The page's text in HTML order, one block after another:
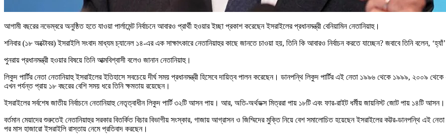
আগামী বছরের নভেম্বরে অনুষ্ঠিত হতে যাওয়া পার্লামেন্ট নির্বাচনে আবারও প্রার্থী হওয়ার ইচ্ছা প্রকাশ করেছেন ইসরাইলের প্রধানমন্ত্রী বেনিয়ামিন নেতানিয়াহু।
শনিবার (১৮ অক্টোবর) ইসরাইলি সংবাদ মাধ্যম চ্যানেল ১৪-এর এক সাক্ষাৎকারে নেতানিয়াহুর কাছে জানতে চাওয়া হয়, তিনি কি আবারও নির্বাচন করতে যাচ্ছেন? জবাবে তিনি বলেন,
পুনরায় প্রধানমন্ত্রী হওয়ার বিষয়ে তিনি আত্মবিশ্বাসী বলেও জানান নেতানিয়াহু।
লিকুদ পার্টির নেতা নেতানিয়াহু ইসরাইলের ইতিহাসে সবচেয়ে দীর্ঘ সময় প্রধানমন্ত্রী হিসেবে দায়িত্ব পালন করেছেন। ডানপন্থি লিকুদ পার্টির এই নেতা ১৯৯৬ থেকে ১৯৯৯, ২০০৯
এখন পর্যন্ত প্রায় ১৮ বছরের বেশি সময় ধরে তিনি ক্ষমতায় রয়েছেন।
ইসরাইলের সর্বশেষ জাতীয় নির্বাচনে নেতানিয়াহু নেতৃত্বাধীন লিকুদ পার্টি ৩২টি আসন পায়। আর, অতি-অর্থডক্স মিত্ররা পায় ১৮টি এবং ফার-রাইট ধর্মীয় জায়নিস্ট জোট পায় ১৪টি আসন।
বর্তমান মেয়াদের শুরুতেই নেতানিয়াহুর সরকার বিতর্কিত বিচার বিভাগীয় সংস্কার, গাজায় আগ্রাসন ও জিম্মিদের মুক্তি নিয়ে বেশ সমালোচিত হয়েছেন ইসরাইলের কট্টর-ডানপন্থি এই
পর মাস হাজারো ইসরাইলি রাস্তায় নেমে প্রতিবাদ করছেন।